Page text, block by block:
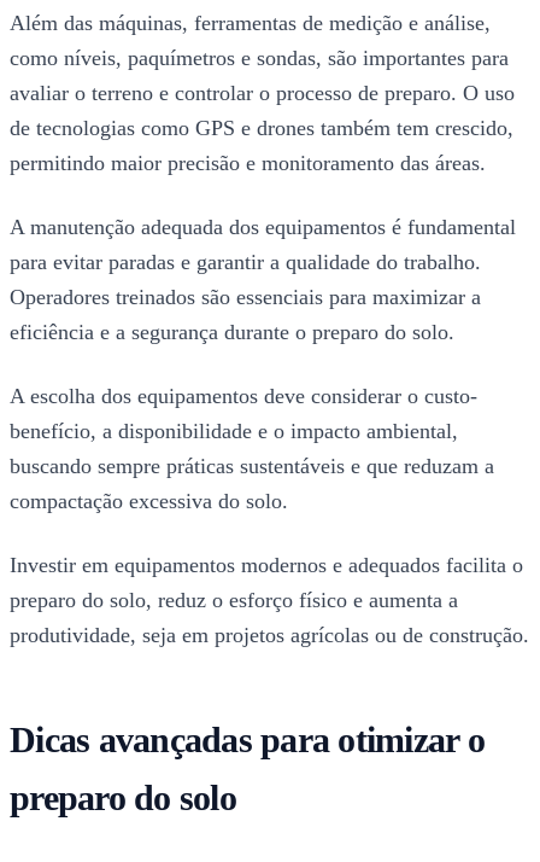
Além das máquinas, ferramentas de medição e análise,
como níveis, paquímetros e sondas, são importantes para
avaliar o terreno e controlar o processo de preparo. O uso
de tecnologias como GPS e drones também tem crescido,
permitindo maior precisão e monitoramento das áreas.
A manutenção adequada dos equipamentos é fundamental
para evitar paradas e garantir a qualidade do trabalho.
Operadores treinados são essenciais para maximizar a
eficiência e a segurança durante o preparo do solo.
A escolha dos equipamentos deve considerar o custo-
benefício, a disponibilidade e o impacto ambiental,
buscando sempre práticas sustentáveis e que reduzam a
compactação excessiva do solo.
Investir em equipamentos modernos e adequados facilita o
preparo do solo, reduz o esforço físico e aumenta a
produtividade, seja em projetos agrícolas ou de construção.
Dicas avançadas para otimizar o
preparo do solo